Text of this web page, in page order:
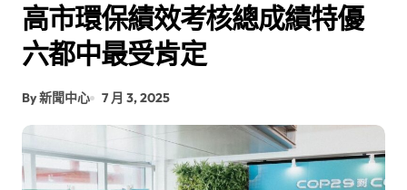
高市環保績效考核總成績特優
六都中最受肯定
By 新聞中心 7 月 3, 2025